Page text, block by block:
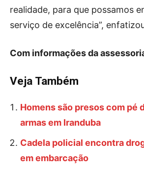
realidade, para que possamos
serviço de excelência”,
Com informações da
Veja Também
Homens são presos com pé
armas em Iranduba
Cadela policial encontra
em embarcação